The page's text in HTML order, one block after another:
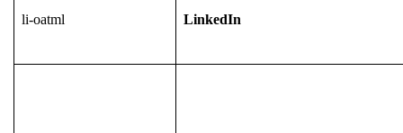
li-oatml LinkedIn